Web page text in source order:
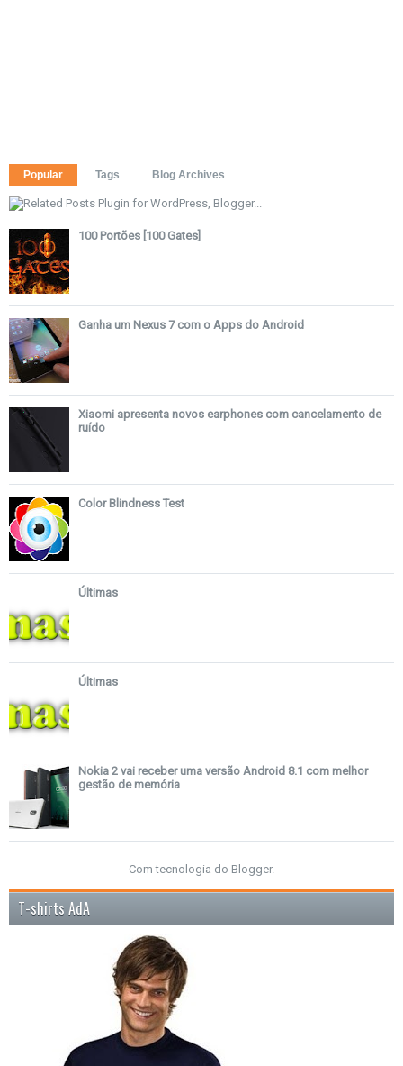
Popular Tags Blog Archives
100 Portões [100 Gates]
Ganha um Nexus 7 com o Apps do Android
Xiaomi apresenta novos earphones com cancelamento de
ruído
Color Blindness Test
Últimas
Últimas
Nokia 2 vai receber uma versão Android 8.1 com melhor
gestão de memória
Com tecnologia do Blogger.
T-shirts AdA